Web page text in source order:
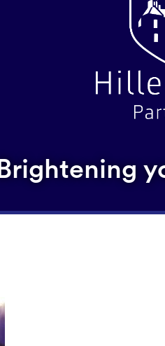
Brightening